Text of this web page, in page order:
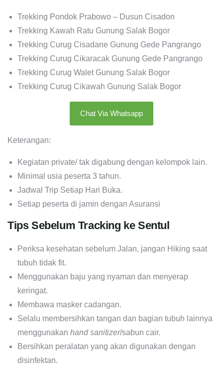
Trekking Pondok Prabowo – Dusun Cisadon
Trekking Kawah Ratu Gunung Salak Bogor
Trekking Curug Cisadane Gunung Gede Pangrango
Trekking Curug Cikaracak Gunung Gede Pangrango
Trekking Curug Walet Gunung Salak Bogor
Trekking Curug Cikawah Gunung Salak Bogor
Chat Via Whatsapp
Keterangan:
Kegiatan private/ tak digabung dengan kelompok lain.
Minimal usia peserta 3 tahun.
Jadwal Trip Setiap Hari Buka.
Setiap peserta di jamin dengan Asuransi
Tips Sebelum Tracking ke Sentul
Periksa kesehatan sebelum Jalan, jangan Hiking saat
tubuh tidak fit.
Menggunakan baju yang nyaman dan menyerap
keringat.
Membawa masker cadangan.
Selalu membersihkan tangan dan bagian tubuh lainnya
menggunakan hand sanitizer/sabun cair.
Bersihkan peralatan yang akan digunakan dengan
disinfektan.